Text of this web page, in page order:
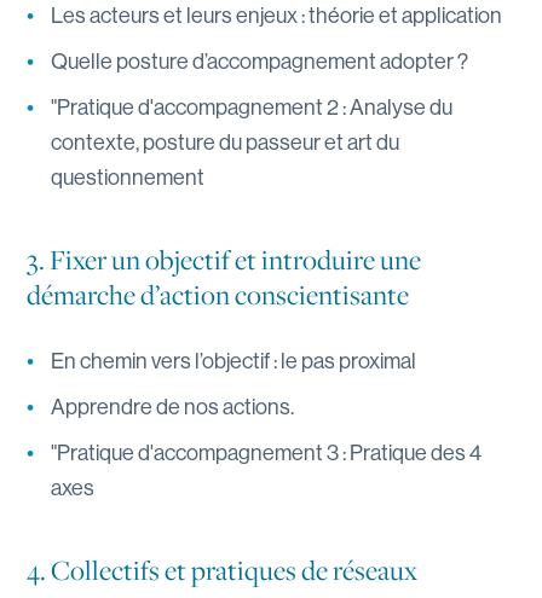
Les acteurs et leurs enjeux : théorie et application
Quelle posture d’accompagnement adopter ?
"Pratique d'accompagnement 2 : Analyse du
contexte, posture du passeur et art du
questionnement
3. Fixer un objectif et introduire une
démarche d’action conscientisante
En chemin vers l’objectif : le pas proximal
Apprendre de nos actions.
"Pratique d'accompagnement 3 : Pratique des 4
axes
4. Collectifs et pratiques de réseaux